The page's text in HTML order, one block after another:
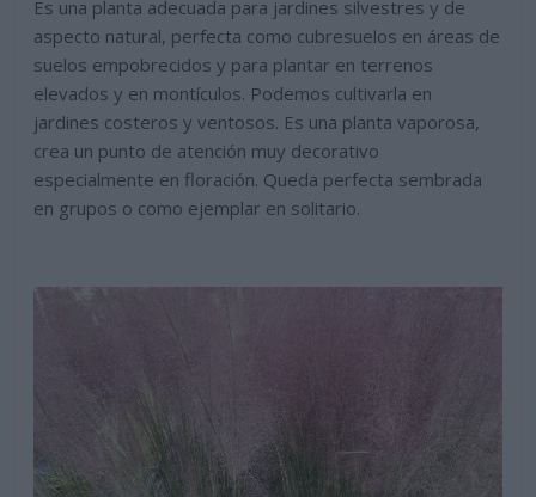
Es una planta adecuada para jardines silvestres y de
aspecto natural, perfecta como cubresuelos en áreas de
suelos empobrecidos y para plantar en terrenos
elevados y en montículos. Podemos cultivarla en
jardines costeros y ventosos. Es una planta vaporosa,
crea un punto de atención muy decorativo
especialmente en floración. Queda perfecta sembrada
en grupos o como ejemplar en solitario.